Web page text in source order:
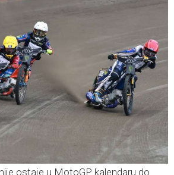
ostaje u MotoGP kalendaru do